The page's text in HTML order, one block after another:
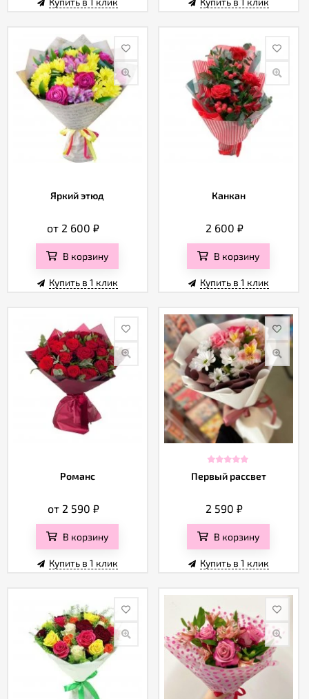
Яркий этюд
от 2 600₽
В корзину
Купить в 1 клик
Канкан
2 600 ₽
В корзину
Купить в 1 клик
Романс
от 2 590 ₽
В корзину
Купить в 1 клик
Первый рассвет
2 590₽
В корзину
Купить в 1 клик